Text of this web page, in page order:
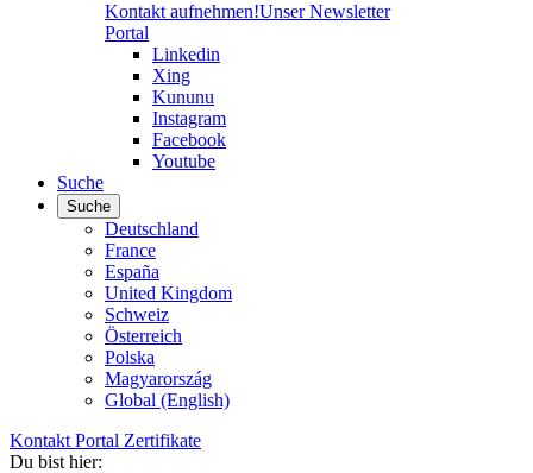
Kontakt aufnehmen!Unser Newsletter
Portal
Linkedin
Xing
Kununu
Instagram
Facebook
Youtube
Suche
Suche
Deutschland
France
España
United Kingdom
Schweiz
Österreich
Polska
Magyarország
Global (English)
Kontakt Portal Zertifikate
Du bist hier: